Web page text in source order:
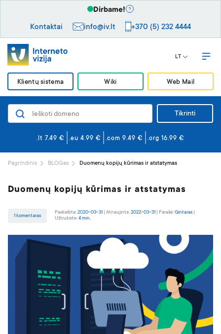
Kontaktai info@iv.lt +370 (5) 232 4444
Dirbame!
LT
Domenai
Svetainės ir el. paštas
Svetainės kūrimas
VPS serveriai
BLOGas
Karjera
Partnerių programa
Pranešti apie pažeidimą
Skaitmeninių paslaugų aktas (DSA)
Klientų sistema Wiki Web Mail
Tikrinti
.lt 7.49 € .eu 4.99 € .com 9.49 € .org 16.99 €
Pagrindinis BLOGas Duomenų kopijų kūrimas ir atstatymas
Duomenų kopijų kūrimas ir atstatymas
1 komentaras
Paskelbta:2020-03-31 Atnaujinta:2022-03-31 Parašė:Gintaras
Užtruksite:4 min.